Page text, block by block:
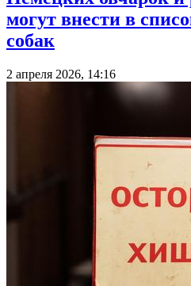
могут внести в
собак
2 апреля 2026, 14:16